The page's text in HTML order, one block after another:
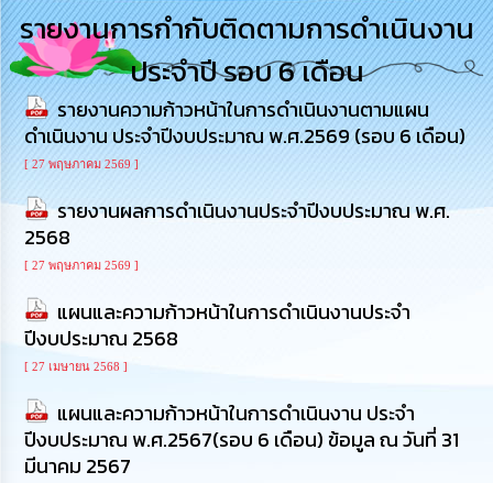
การ
บริหาร
งาน
การ
ส่ง
เสริม
ความ
โปร่งใส
การ
จัด
จัด
จ้าง
เงิน
การ
คลัง
รายงานการกำกับติดตามการดำเนินงาน
ประจำปี รอบ 6 เดือน
รายงานความก้าวหน้าในการดำเนินงานตามแผน
ดำเนินงาน ประจำปีงบประมาณ พ.ศ.2569 (รอบ 6 เดือน)
[ 27 พฤษภาคม 2569 ]
รายงานผลการดำเนินงานประจำปีงบประมาณ พ.ศ.
2568
[ 27 พฤษภาคม 2569 ]
แผนและความก้าวหน้าในการดำเนินงานประจำ
ปีงบประมาณ 2568
[ 27 เมษายน 2568 ]
แผนและความก้าวหน้าในการดำเนินงาน ประจำ
ปีงบประมาณ พ.ศ.2567(รอบ 6 เดือน) ข้อมูล ณ วันที่ 31
มีนาคม 2567